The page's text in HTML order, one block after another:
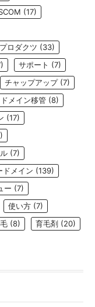
(17)
ロダクツ (33)
サポート (7)
チャップアップ(7)
ドメイン移管 (8)
(17)
(7)
ドメイン (139)
ー (7)
使い方 (7)
(8) 育毛剤 (20)